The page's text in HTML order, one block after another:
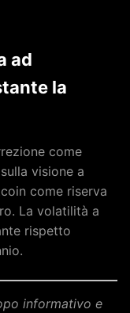
ad
la
come
visione a
come riserva
La volatilità a
rispetto
informativo e